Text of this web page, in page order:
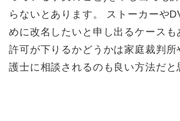
らないとあります。 ストーカーや
めに改名したいと申し出るケースも
許可が下りるかどうかは家庭裁判所
護士に相談されるのも良い方法だと